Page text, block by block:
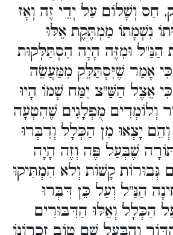
חַס וְשָׁלוֹם עַל יְדֵי זֶה וְאָז
נִשְׁמָתוֹ מַמְתֶּקֶת אֵלּוּ
הַנַּ"ל וּמִזֶּה הָיָה הִסְתַּלְּקוּת
אָמַר שֶׁיִּסְתַּלֵּק מִמַּעֲשֵׂה
אֵצֶל הַשַּׁ"צ יִמַּח שְׁמוֹ הָיוּ
וְלוֹמְדִים מֻפְלָגִים שֶׁהִטְעָה
יָצְאוּ מִן הַכְּלָל וְדִבְּרוּ
שֶׁבְּעַל פֶּה וְזֶה הָיָה
קָשׁוֹת וְלא הִמְתִּיקוּ
הַנַּ"ל וְעַל כֵּן דִּבְּרוּ
הַכְּלָל וְאֵלּוּ הַדִּבּוּרִים
וְהַבַּעַל שֵׁם טוֹב זִכְרוֹנוֹ